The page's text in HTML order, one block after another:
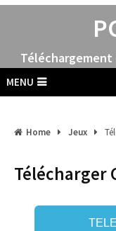
Téléchargement
MENU
Home Jeux
Télécharger